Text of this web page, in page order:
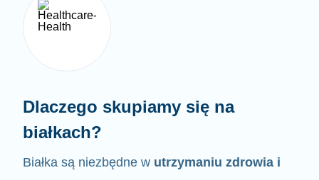
Dlaczego skupiamy się na
białkach?
Białka są niezbędne w utrzymaniu zdrowia i